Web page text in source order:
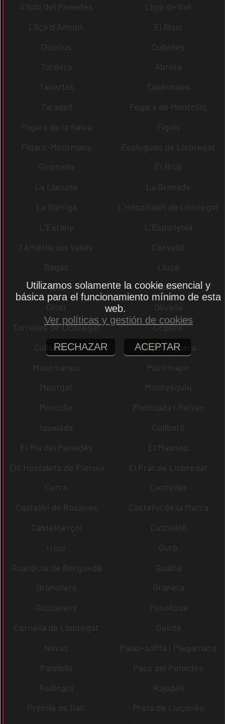
Vilobí del Penedès
Lliçà de Vall
Lliçà d´Amunt
El Bruc
Dosrius
Cubelles
Tordera
Abrera
Tavertet
Tavèrnoles
Taradell
Fogars de Montclús
Fogars de la Selva
Fígols
Figaró-Montmany
Esplugues de Llobregat
Gironella
El Brull
La Llacuna
La Granada
La Garriga
L´Hospitalet de Llobregat
L´Estany
L´Espunyola
l´Ametlla del Vallès
Cervelló
Sagàs
Lluçà
Orís
Olvan
Olost
Olivella
Torrelles de Llobregat
Copons
Collsuspina
Esparreguera
Montmaneu
Montmajor
Montgat
Montesquiu
Montclar
Montcada i Reixac
Igualada
Collbató
El Pla del Penedès
El Masnou
Els Hostalets de Pierola
El Prat de Llobregat
Cercs
Centelles
Castellví de Rosanes
Castellví de la Marca
Castellterçol
Castellolí
rrius
Gurb
Guardiola de Berguedà
Gualba
Granollers
Granera
Gisclareny
Fonollosa
Cornellà de Llobregat
Gelida
Navas
Palau-solità i Plegamans
Palafolls
Pacs del Penedès
Rellinars
Rajadell
Premià de Dalt
Prats de Lluçanès
Utilizamos solamente la cookie esencial y
básica para el funcionamiento mínimo de esta
web.
Ver políticas y gestión de cookies
RECHAZAR ACEPTAR